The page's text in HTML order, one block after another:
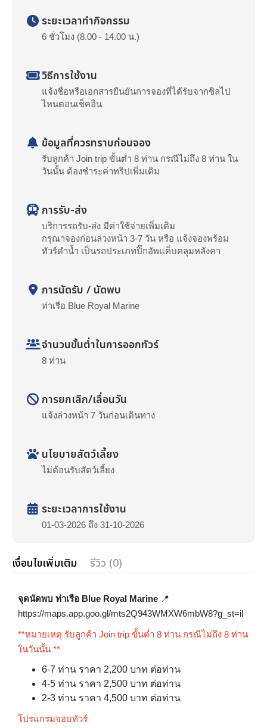
ระยะเวลาทำกิจกรรม
6 ชั่วโมง (8.00 - 14.00 น.)
วิธีการใช้งาน
แจ้งชื่อหรือเอกสารยืนยันการจองที่ได้รับจากชิลไป
ไหนตอนเช็คอิน
ข้อมูลที่ควรทราบก่อนจอง
รับลูกค้า Join trip ขั้นต่ำ 8 ท่าน กรณีไม่ถึง 8 ท่าน ใน
วันนั้น ต้องชำระค่าทริปเพิ่มเติม
การรับ-ส่ง
บริการรถรับ-ส่ง มีค่าใช้จ่ายเพิ่มเติม
กรุณาจองก่อนล่วงหน้า 3-7 วัน หรือ แจ้งจองพร้อม
ทัวร์ดำน้ำ เป็นรถประเภทปิ๊กอัพแค็บคลุมหลังคา
การนัดรับ / นัดพบ
ท่าเรือ Blue Royal Marine
จำนวนขั้นต่ำในการออกทัวร์
8 ท่าน
การยกเลิก/เลื่อนวัน
แจ้งล่วงหน้า 7 วันก่อนเดินทาง
นโยบายสัตว์เลี้ยง
ไม่ต้อนรับสัตว์เลี้ยง
ระยะเวลาการใช้งาน
01-03-2026 ถึง 31-10-2026
เงื่อนไขเพิ่มเติม รีวิว (0)
จุดนัดพบ ท่าเรือ Blue Royal Marine 📍
https://maps.app.goo.gl/mts2Q943WMXW6mbW8?g_st=il
**หมายเหตุ รับลูกค้า Join trip ขั้นต่ำ 8 ท่าน กรณีไม่ถึง 8 ท่าน
ในวันนั้น **
6-7 ท่าน ราคา 2,200 บาท ต่อท่าน
4-5 ท่าน ราคา 2,500 บาท ต่อท่าน
2-3 ท่าน ราคา 4,500 บาท ต่อท่าน
โปรแกรมจอบทัวร์